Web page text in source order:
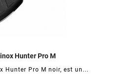
Hunter Pro M
Hunter Pro M noir, est un...